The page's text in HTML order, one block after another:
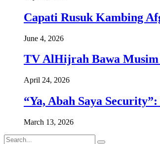
Capati Rusuk Kambing
June 4, 2026
TV AlHijrah Bawa Musim
April 24, 2026
“Ya, Abah Saya
March 13, 2026